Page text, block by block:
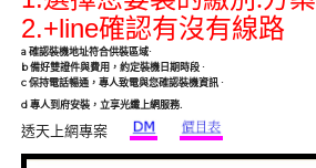
2.+line確認有沒有線路
a 確認裝機地址符合供裝區域·
b備好雙證件與費用，約定裝機日期時段 ·
c 保持電話暢通，專人致電與您確認裝機資訊 ·
d 專人到府安裝，立享光纖上網服務.
透天上網專案